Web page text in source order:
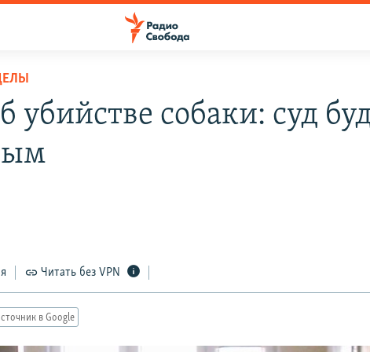
убийстве собаки: суд
Читать без VPN
в Google